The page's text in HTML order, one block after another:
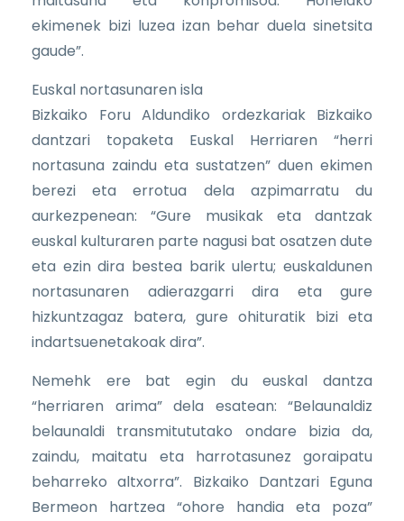
ekimenek bizi luzea izan behar duela sinetsita
gaude”.
Euskal nortasunaren isla
Bizkaiko Foru Aldundiko ordezkariak Bizkaiko
dantzari topaketa Euskal Herriaren “herri
nortasuna zaindu eta sustatzen” duen ekimen
berezi eta errotua dela azpimarratu du
aurkezpenean: “Gure musikak eta dantzak
euskal kulturaren parte nagusi bat osatzen dute
eta ezin dira bestea barik ulertu; euskaldunen
nortasunaren adierazgarri dira eta gure
hizkuntzagaz batera, gure ohituratik bizi eta
indartsuenetakoak dira”.
Nemehk ere bat egin du euskal dantza
“herriaren arima” dela esatean: “Belaunaldiz
belaunaldi transmitututako ondare bizia da,
zaindu, maitatu eta harrotasunez goraipatu
beharreko altxorra”. Bizkaiko Dantzari Eguna
Bermeon hartzea “ohore handia eta poza”